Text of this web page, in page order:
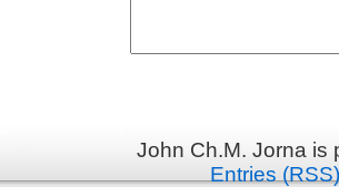
John Ch.M. Jorna
Entries (RSS)